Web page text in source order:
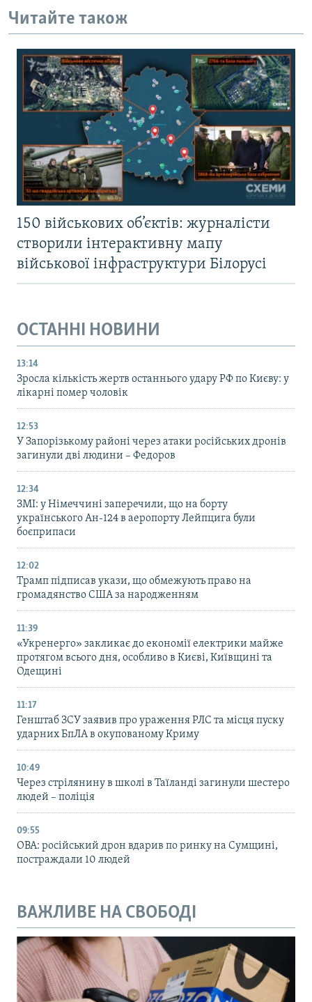
Читайте також
150 військових об’єктів: журналісти
створили інтерактивну мапу
військової інфраструктури Білорусі
ОСТАННІ НОВИНИ
13:14
Зросла кількість жертв останнього удару РФ по Києву: у
лікарні помер чоловік
12:53
У Запорізькому районі через атаки російських дронів
загинули дві людини – Федоров
12:34
ЗМІ: у Німеччині заперечили, що на борту
українського Ан-124 в аеропорту Лейпцига були
боєприпаси
12:02
Трамп підписав укази, що обмежують право на
громадянство США за народженням
11:39
«Укренерго» закликає до економії електрики майже
протягом всього дня, особливо в Києві, Київщині та
Одещині
11:17
Генштаб ЗСУ заявив про ураження РЛС та місця пуску
ударних БпЛА в окупованому Криму
10:49
Через стрілянину в школі в Таїланді загинули шестеро
людей – поліція
09:55
ОВА: російський дрон вдарив по ринку на Сумщині,
постраждали 10 людей
ВАЖЛИВЕ НА СВОБОДІ